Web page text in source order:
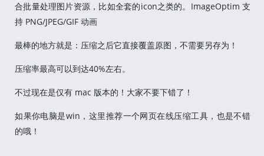
合批量处理图片资源，比如全套的icon之类的。ImageOptim 支
持 PNG/JPEG/GIF 动画
最棒的地方就是：压缩之后它直接覆盖原图，不需要另存为！​
压缩率最高可以到达40%左右。
不过现在是仅有 mac 版本的！大家不要下错了！
如果你电脑是win，这里推荐一个网页在线压缩工具，也是不错
的哦！